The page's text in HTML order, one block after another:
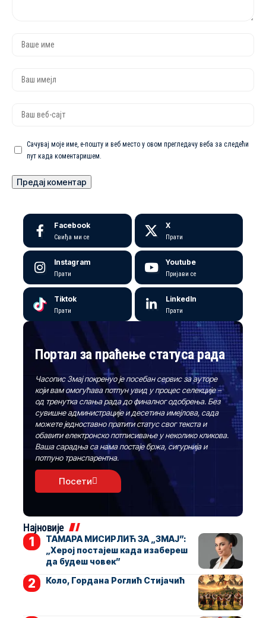
Сачувај моје име, е-пошту и веб место у овом прегледачу веба за следећи
пут када коментаришем.
Facebook
Свиђа ми се
X
Прати
Instagram
Прати
Youtube
Пријави се
Tiktok
Прати
LinkedIn
Прати
Портал за праћење статуса рада
Часопис Змај покренуо је посебан сервис за ауторе
који вам омогућава потпун увид у процес селекције –
од тренутка слања рада до финалног одобрења. Без
сувишне администрације и десетина имејлова, сада
можете једноставно пратити статус свог текста и
обавити електронско потписивање у неколико кликова.
Ваша сарадња са нама постаје бржа, сигурнија и
потпуно транспарентна.
Посети
Најновије
ТАМАРА МИСИРЛИЋ ЗА „ЗМАЈ”:
„Херој постајеш када изабереш
да будеш човек”
Коло, Гордана Роглић Стијачић